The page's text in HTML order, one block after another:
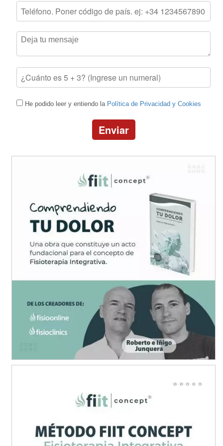
He podido leer y entiendo la Política de Privacidad y Cookies
Enviar